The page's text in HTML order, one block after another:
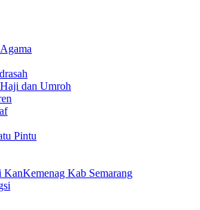
dan Umroh
Pintu
KanKemenag Kab Semarang